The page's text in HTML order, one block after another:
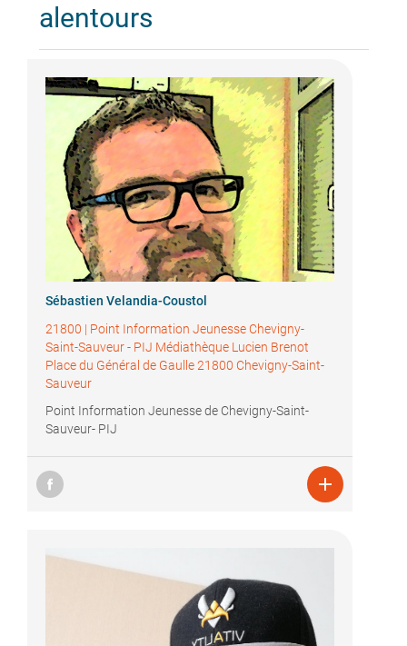
alentours
Sébastien Velandia-Coustol
21800 | Point Information Jeunesse Chevigny-
Saint-Sauveur - PIJ Médiathèque Lucien Brenot
Place du Général de Gaulle 21800 Chevigny-Saint-
Sauveur
Point Information Jeunesse de Chevigny-Saint-
Sauveur- PIJ
